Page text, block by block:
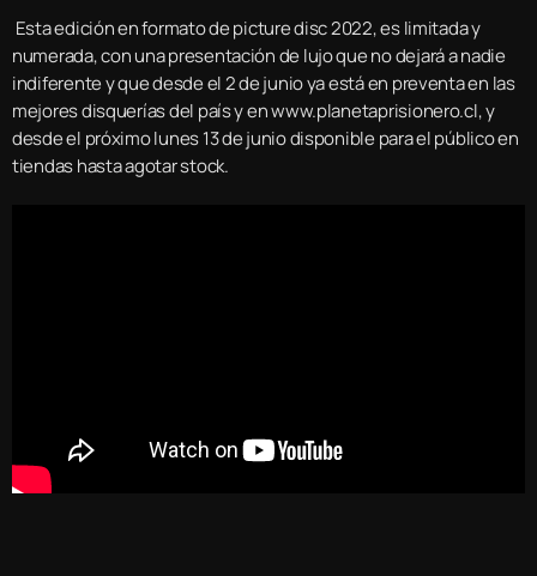
Esta edición en formato de picture disc 2022, es limitada y
numerada, con una presentación de lujo que no dejará a nadie
indiferente y que desde el 2 de junio ya está en preventa en las
mejores disquerías del país y en www.planetaprisionero.cl, y
desde el próximo lunes 13 de junio disponible para el público en
tiendas hasta agotar stock.